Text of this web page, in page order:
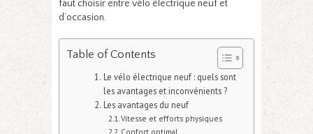
faut choisir entre vélo électrique neuf et
d’occasion.
Table of Contents
Le vélo électrique neuf : quels sont
les avantages et inconvénients ?
Les avantages du neuf
Vitesse et efforts physiques
Confort optimal